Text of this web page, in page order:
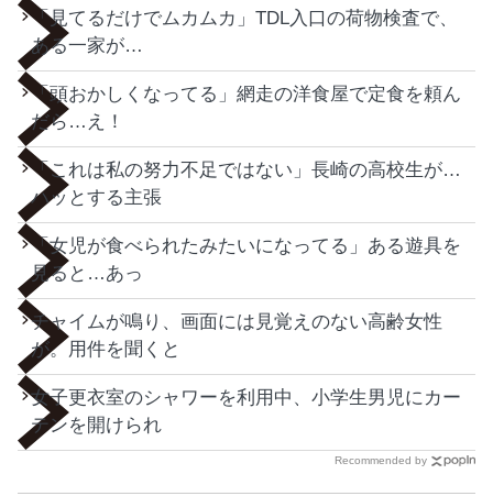
「見てるだけでムカムカ」TDL入口の荷物検査で、
ある一家が…
「頭おかしくなってる」網走の洋食屋で定食を頼ん
だら…え！
「これは私の努力不足ではない」長崎の高校生が…
ハッとする主張
「女児が食べられたみたいになってる」ある遊具を
見ると…あっ
チャイムが鳴り、画面には見覚えのない高齢女性
が。用件を聞くと
女子更衣室のシャワーを利用中、小学生男児にカー
テンを開けられ
Recommended by